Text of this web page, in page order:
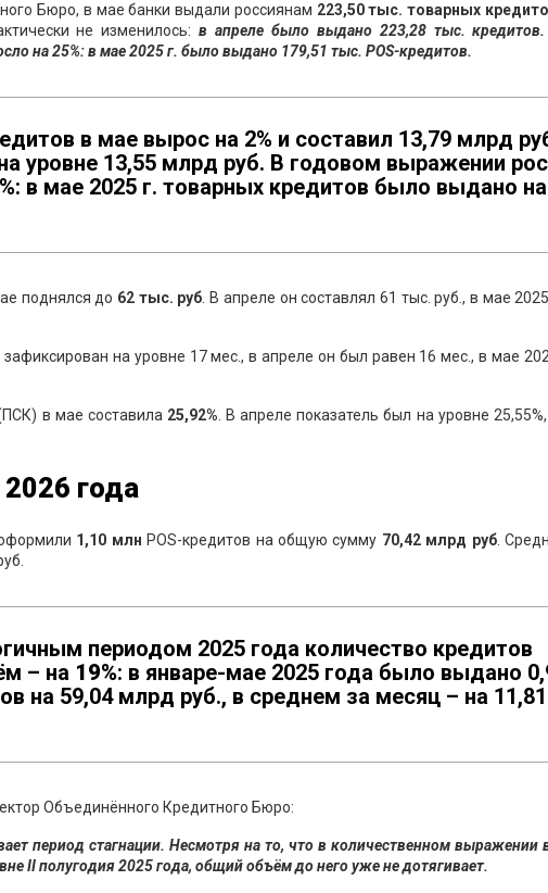
Бюро, в мае банки выдали россиянам 223,50 тыс. товарных
не изменилось:в апреле было выдано 223,28 тыс.
на25%: в мае 2025 г. было выдано 179,51 тыс. POS-кредитов.
в мае вырос на 2% и составил 13,79 млрд
уровне 13,55 млрд руб. В годовом выражении
в мае 2025 г. товарных кредитов было выдано на
поднялся до 62 тыс. руб . В апреле он составлял 61 тыс. руб., в мае
на уровне 17 мес., в апреле он был равен 16 мес., в мае
в мае составила 25,92% . В апреле показатель был на уровне
2026 года
1,10 млн POS-кредитов на общую сумму 70,42млрд руб.
периодом 2025 года количество кредитов
– на 19%: в январе-мае 2025 года было выдано
на 59,04 млрд руб., в среднем за месяц – на 11,81
Объединённого Кредитного Бюро:
период стагнации. Несмотря на то, что в количественном выражении
II полугодия 2025 года, общий объём до него уже не дотягивает.